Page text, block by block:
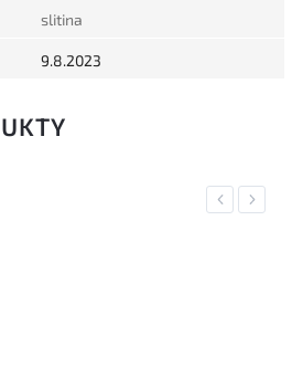
slitina
9.8.2023
Previous
Next